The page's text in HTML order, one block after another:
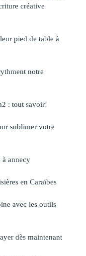
créative
pied de table à
notre
: tout savoir!
sublimer votre
à annecy
en Caraïbes
avec les outils
dès maintenant